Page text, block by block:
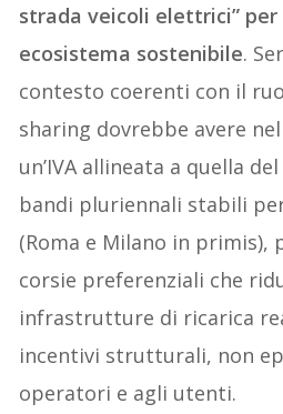
strada veicoli elettrici” per
ecosistema sostenibile.
contesto coerenti con il
sharing dovrebbe avere
un’IVA allineata a quella
bandi pluriennali stabili
(Roma e Milano in primis),
corsie preferenziali che
infrastrutture di ricarica
incentivi strutturali, non
operatori e agli utenti.